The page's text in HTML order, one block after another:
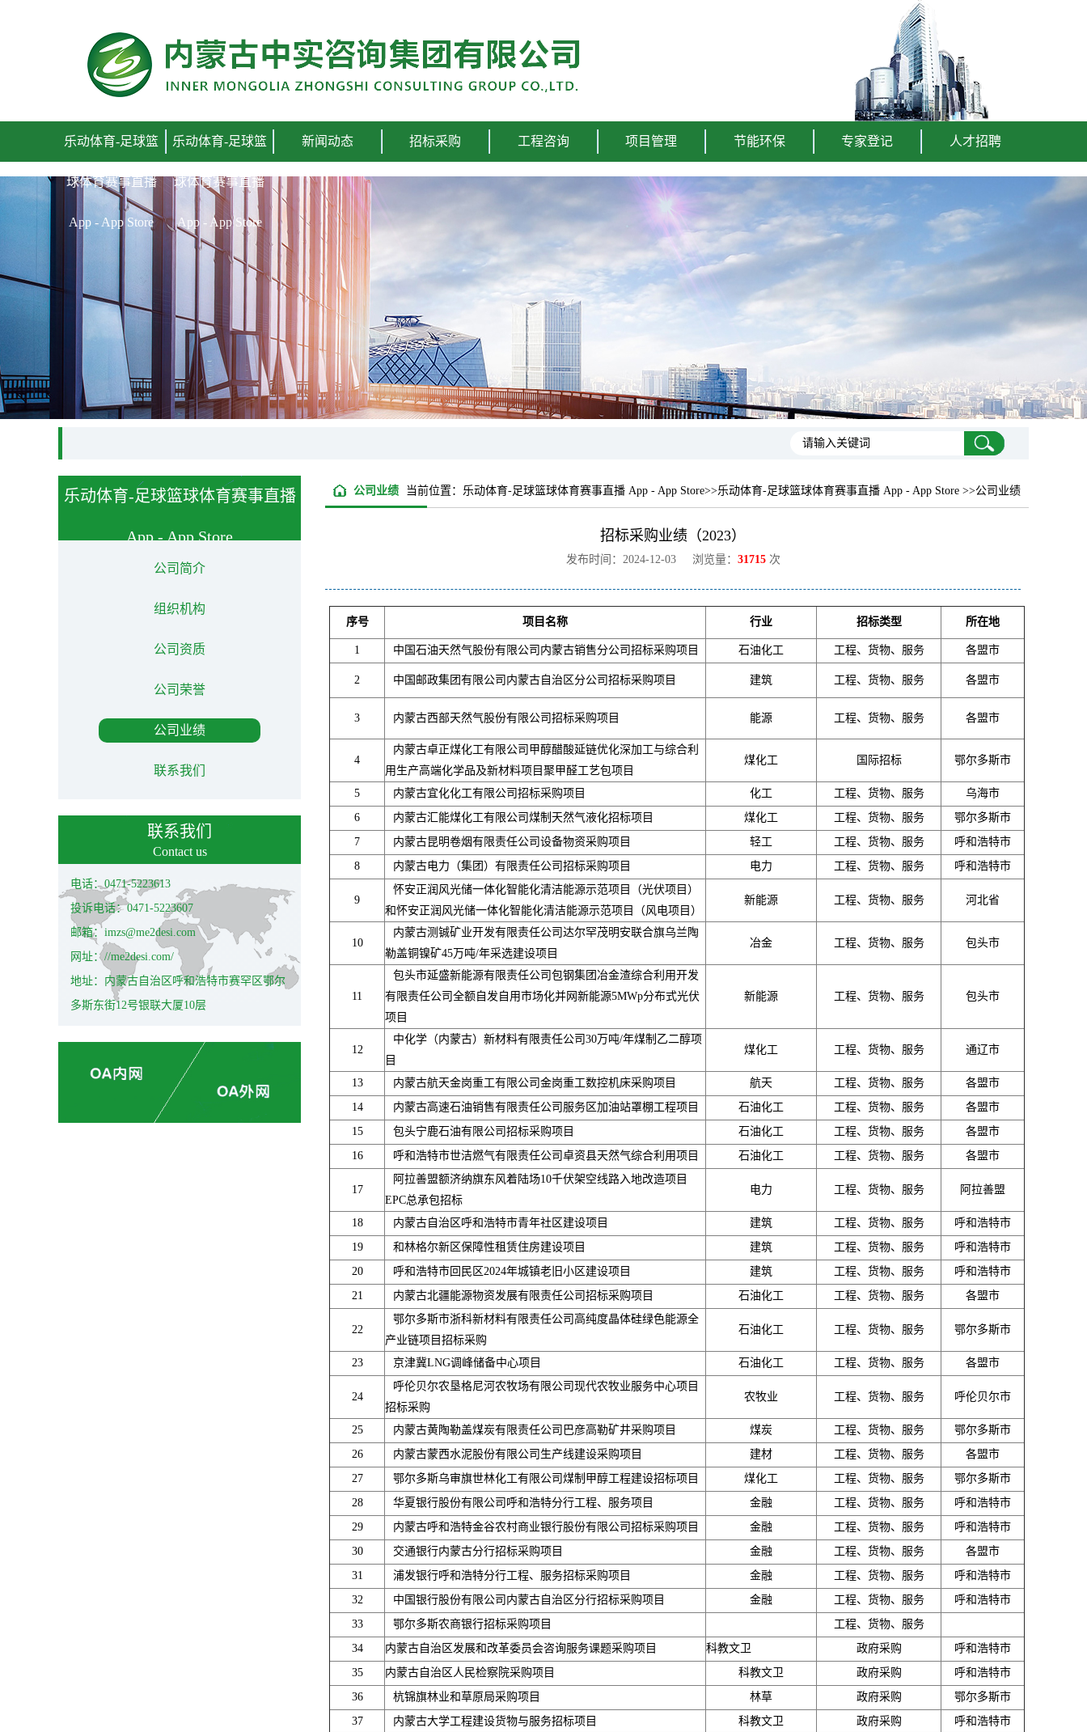
乐动体育-足球篮
球体育赛事直播
App - App Store
乐动体育-足球篮
球体育赛事直播
App - App Store
新闻动态 招标采购 工程咨询 项目管理 节能环保 专家登记 人才招聘
乐动体育-足球篮球体育赛事直播
App - App Store
About us
公司简介
组织机构
公司资质
公司荣誉
公司业绩
联系我们
联系我们
Contact us
电话：0471-5223613
投诉电话：0471-5223607
邮箱：imzs@me2desi.com
网址：//me2desi.com/
地址：内蒙古自治区呼和浩特市赛罕区鄂尔
多斯东街12号银联大厦10层
当前位置： 乐动体育-足球篮球体育赛事直播 App - App Store>>乐动体育-足球篮球体育赛事直播 App - App Store >>公司业绩
公司业绩
招标采购业绩（2023）
发布时间：2024-12-03 浏览量： 31715次
序号 项目名称 行业 招标类型 所在地
1 中国石油天然气股份有限公司内蒙古销售分公司招标采购项目 石油化工 工程、货物、服务 各盟市
2 中国邮政集团有限公司内蒙古自治区分公司招标采购项目 建筑 工程、货物、服务 各盟市
3 内蒙古西部天然气股份有限公司招标采购项目 能源 工程、货物、服务 各盟市
4
内蒙古卓正煤化工有限公司甲醇醋酸延链优化深加工与综合利
用生产高端化学品及新材料项目聚甲醛工艺包项目
煤化工 国际招标 鄂尔多斯市
5 内蒙古宜化化工有限公司招标采购项目 化工 工程、货物、服务
乌海市
6
内蒙古汇能煤化工有限公司煤制天然气液化招标项目 煤化工 工程、货物、服务
鄂尔多斯市
7
内蒙古昆明卷烟有限责任公司设备物资采购项目 轻工 工程、货物、服务
呼和浩特市
8
内蒙古电力（集团）有限责任公司招标采购项目 电力 工程、货物、服务 呼和浩特市
9
怀安正润风光储一体化智能化清洁能源示范项目（光伏项目）
和怀安正润风光储一体化智能化清洁能源示范项目（风电项目）
新能源 工程、货物、服务 河北省
10
内蒙古测铖矿业开发有限责任公司达尔罕茂明安联合旗乌兰陶
勒盖铜镍矿45万吨/年采选建设项目
冶金 工程、货物、服务 包头市
11
包头市延盛新能源有限责任公司包钢集团冶金渣综合利用开发
有限责任公司全额自发自用市场化并网新能源5MWp分布式光伏
项目
新能源 工程、货物、服务 包头市
12
中化学（内蒙古）新材料有限责任公司30万吨/年煤制乙二醇项
目
煤化工 工程、货物、服务 通辽市
13 内蒙古航天金岗重工有限公司金岗重工数控机床采购项目 航天 工程、货物、服务
各盟市
14
内蒙古高速石油销售有限责任公司服务区加油站罩棚工程项目 石油化工 工程、货物、服务
各盟市
15
包头宁鹿石油有限公司招标采购项目 石油化工 工程、货物、服务
各盟市
16
呼和浩特市世洁燃气有限责任公司卓资县天然气综合利用项目 石油化工 工程、货物、服务 各盟市
17
阿拉善盟额济纳旗东风着陆场10千伏架空线路入地改造项目
EPC总承包招标
电力 工程、货物、服务 阿拉善盟
18 内蒙古自治区呼和浩特市青年社区建设项目 建筑 工程、货物、服务
呼和浩特市
19
和林格尔新区保障性租赁住房建设项目 建筑 工程、货物、服务
呼和浩特市
20
呼和浩特市回民区2024年城镇老旧小区建设项目 建筑 工程、货物、服务
呼和浩特市
21
内蒙古北疆能源物资发展有限责任公司招标采购项目 石油化工 工程、货物、服务 各盟市
22
鄂尔多斯市浙科新材料有限责任公司高纯度晶体硅绿色能源全
产业链项目招标采购
石油化工 工程、货物、服务 鄂尔多斯市
23 京津冀LNG调峰储备中心项目 石油化工 工程、货物、服务 各盟市
24
呼伦贝尔农垦格尼河农牧场有限公司现代农牧业服务中心项目
招标采购
农牧业 工程、货物、服务 呼伦贝尔市
25 内蒙古黄陶勒盖煤炭有限责任公司巴彦高勒矿井采购项目 煤炭 工程、货物、服务
鄂尔多斯市
26
内蒙古蒙西水泥股份有限公司生产线建设采购项目 建材 工程、货物、服务
各盟市
27
鄂尔多斯乌审旗世林化工有限公司煤制甲醇工程建设招标项目 煤化工 工程、货物、服务
鄂尔多斯市
28
华夏银行股份有限公司呼和浩特分行工程、服务项目 金融 工程、货物、服务
呼和浩特市
29
内蒙古呼和浩特金谷农村商业银行股份有限公司招标采购项目 金融 工程、货物、服务
呼和浩特市
30
交通银行内蒙古分行招标采购项目 金融 工程、货物、服务
各盟市
31
浦发银行呼和浩特分行工程、服务招标采购项目 金融 工程、货物、服务
呼和浩特市
32
中国银行股份有限公司内蒙古自治区分行招标采购项目 金融 工程、货物、服务
呼和浩特市
33
鄂尔多斯农商银行招标采购项目
工程、货物、服务
34
内蒙古自治区发展和改革委员会咨询服务课题采购项目 科教文卫 政府采购
呼和浩特市
35
内蒙古自治区人民检察院采购项目 科教文卫 政府采购
呼和浩特市
36
杭锦旗林业和草原局采购项目 林草 政府采购
鄂尔多斯市
37
内蒙古大学工程建设货物与服务招标项目 科教文卫 政府采购
呼和浩特市